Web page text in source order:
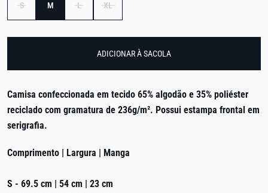
S M L XL
ADICIONAR À SACOLA
Camisa confeccionada em tecido 65% algodão e 35% poliéster
reciclado com gramatura de 236g/m². Possui estampa frontal em
serigrafia.
Comprimento | Largura | Manga
S - 69.5 cm | 54 cm | 23 cm